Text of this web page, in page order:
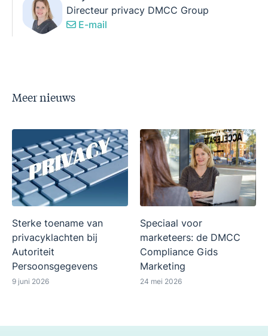
Directeur privacy DMCC Group
E-mail
Meer nieuws
Sterke toename van
privacyklachten bij
Autoriteit
Persoonsgegevens
9 juni 2026
Speciaal voor
marketeers: de DMCC
Compliance Gids
Marketing
24 mei 2026